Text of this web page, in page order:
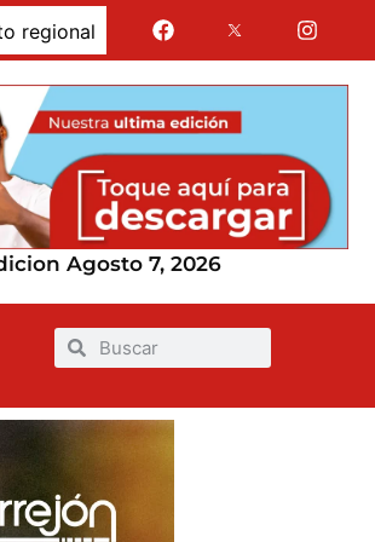
Jairo Aguilar cuestionó que se
Agosto 7, 2026